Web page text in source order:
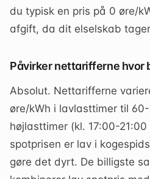
du typisk en pris på 0 øre/
afgift, da dit elselskab
Påvirker nettarifferne hvor
Absolut. Nettarifferne
øre/kWh i lavlasttimer til
højlasttimer (kl. 17:00-
spotprisen er lav i
gøre det dyrt. De billigste